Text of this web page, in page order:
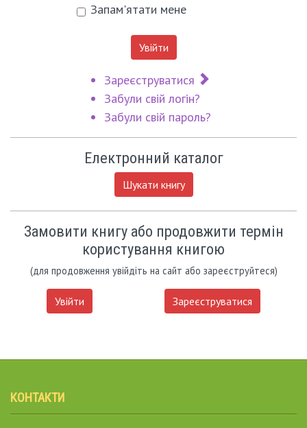
Запам'ятати мене
Увійти
Зареєструватися
Забули свій логін?
Забули свій пароль?
Електронний каталог
Шукати книгу
Замовити книгу або продовжити термін
користування книгою
(для продовження увійдіть на сайт або зареєструйтеся)
Увійти Зареєструватися
КОНТАКТИ